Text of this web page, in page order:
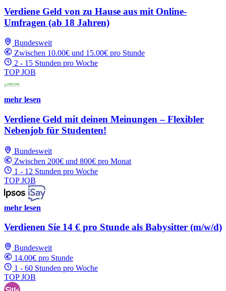
Verdiene Geld von zu Hause aus mit Online-
Umfragen (ab 18 Jahren)
Bundesweit
Zwischen 10.00€ und 15.00€ pro Stunde
2 - 15 Stunden pro Woche
TOP JOB
mehr lesen
Verdiene Geld mit deinen Meinungen – Flexibler
Nebenjob für Studenten!
Bundesweit
Zwischen 200€ und 800€ pro Monat
1 - 12 Stunden pro Woche
TOP JOB
mehr lesen
Verdienen Sie 14 € pro Stunde als Babysitter (m/w/d)
Bundesweit
14.00€ pro Stunde
1 - 60 Stunden pro Woche
TOP JOB